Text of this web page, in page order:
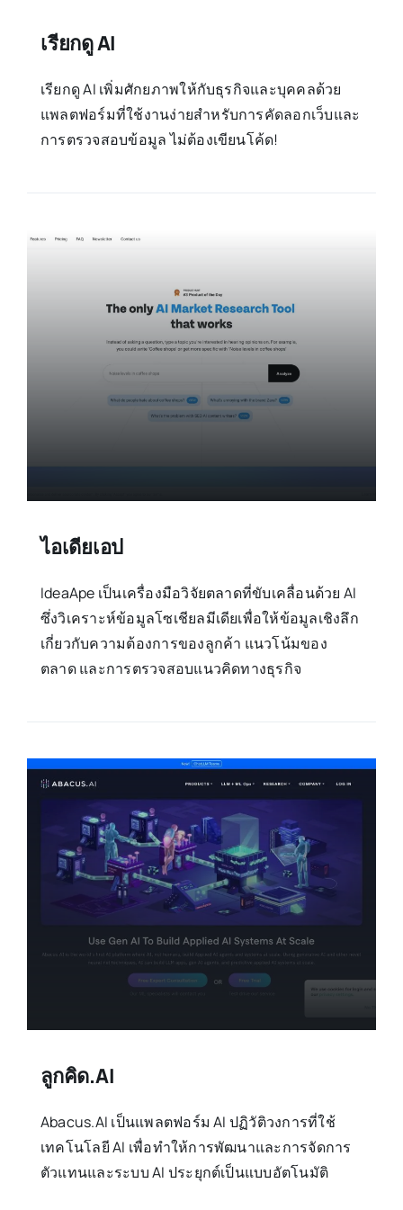
เรียกดู AI
เรียกดู AI เพิ่มศักยภาพให้กับธุรกิจและบุคคลด้วย
แพลตฟอร์มที่ใช้งานง่ายสำหรับการคัดลอกเว็บและ
การตรวจสอบข้อมูล ไม่ต้องเขียนโค้ด!
ไอเดียเอป
IdeaApe เป็นเครื่องมือวิจัยตลาดที่ขับเคลื่อนด้วย AI
ซึ่งวิเคราะห์ข้อมูลโซเชียลมีเดียเพื่อให้ข้อมูลเชิงลึก
เกี่ยวกับความต้องการของลูกค้า แนวโน้มของ
ตลาด และการตรวจสอบแนวคิดทางธุรกิจ
ลูกคิด.AI
Abacus.AI เป็นแพลตฟอร์ม AI ปฏิวัติวงการที่ใช้
เทคโนโลยี AI เพื่อทำให้การพัฒนาและการจัดการ
ตัวแทนและระบบ AI ประยุกต์เป็นแบบอัตโนมัติ